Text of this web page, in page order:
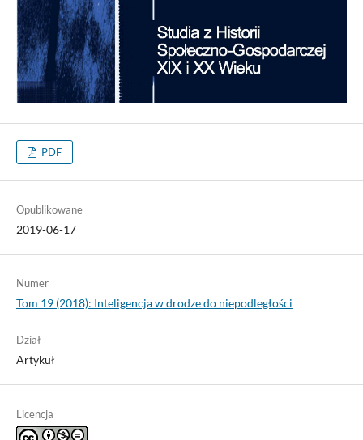
PDF
Opublikowane
2019-06-17
Numer
Tom 19 (2018): Inteligencja w drodze do niepodległości
Dział
Artykuł
Licencja